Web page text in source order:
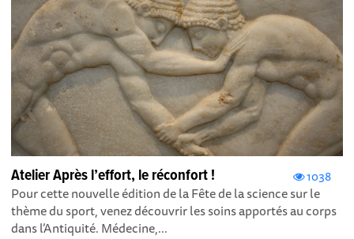
1038
Atelier Après l’effort, le réconfort !
Pour cette nouvelle édition de la Fête de la science sur le
thème du sport, venez découvrir les soins apportés au corps
dans l’Antiquité. Médecine,...